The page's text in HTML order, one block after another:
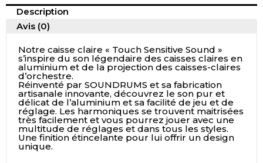
Description
Avis (0)
Notre caisse claire « Touch Sensitive Sound »
s’inspire du son légendaire des caisses claires en
aluminium et de la projection des caisses-claires
d’orchestre.
Réinventé par SOUNDRUMS et sa fabrication
artisanale innovante, découvrez le son pur et
délicat de l’aluminium et sa facilité de jeu et de
réglage. Les harmoniques se trouvent maitrisées
très facilement et vous pourrez jouer avec une
multitude de réglages et dans tous les styles.
Une finition étincelante pour lui offrir un design
unique.